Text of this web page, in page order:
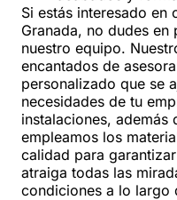
Si estás interesado en
Granada, no dudes
nuestro equipo.
encantados de
personalizado que se
necesidades de tu
instalaciones, además
empleamos los
calidad para
atraiga todas las
condiciones a lo largo